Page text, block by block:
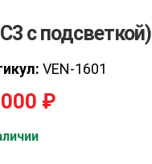
с подсветкой)
VEN-1601
₽